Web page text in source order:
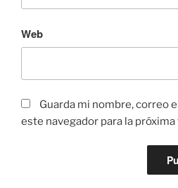
Web
Guarda mi nombre, correo
este navegador para la